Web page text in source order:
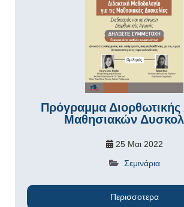
Πρόγραμμα
Μαθησιακών
25 Μαι 2022
Σεμινάρια
Περισσοτερα